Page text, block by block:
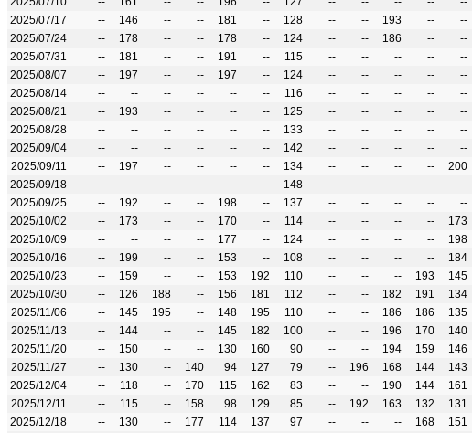
2025/07/17
-- 146 -- -- 181 -- 128 -- -- 193 -- --
2025/07/24
-- 178 -- -- 178 -- 124 -- -- 186 -- --
2025/07/31
-- 181 -- -- 191 -- 115 -- -- -- -- --
2025/08/07
-- 197 -- -- 197 -- 124 -- -- -- -- --
2025/08/14
-- -- -- -- -- -- 116 -- -- -- -- --
2025/08/21
-- 193 -- -- -- -- 125 -- -- -- -- --
2025/08/28
-- -- -- -- -- -- 133 -- -- -- -- --
2025/09/04
-- -- -- -- -- -- 142 -- -- -- -- --
2025/09/11
-- 197 -- -- -- -- 134 -- -- -- -- 200
2025/09/18
-- -- -- -- -- -- 148 -- -- -- -- --
2025/09/25
-- 192 -- -- 198 -- 137 -- -- -- -- --
2025/10/02
-- 173 -- -- 170 -- 114 -- -- -- -- 173
2025/10/09
-- -- -- -- 177 -- 124 -- -- -- -- 198
2025/10/16
-- 199 -- -- 153 -- 108 -- -- -- -- 184
2025/10/23
-- 159 -- -- 153 192 110 -- -- -- 193 145
2025/10/30
-- 126 188 -- 156 181 112 -- -- 182 191 134
2025/11/06
-- 145 195 -- 148 195 110 -- -- 186 186 135
2025/11/13
-- 144 -- -- 145 182 100 -- -- 196 170 140
2025/11/20
-- 150 -- -- 130 160 90 -- -- 194 159 146
2025/11/27
-- 130 -- 140 94 127 79 -- 196 168 144 143
2025/12/04
-- 118 -- 170 115 162 83 -- -- 190 144 161
2025/12/11
-- 115 -- 158 98 129 85 -- 192 163 132 131
2025/12/18
-- 130 -- 177 114 137 97 -- -- -- 168 151